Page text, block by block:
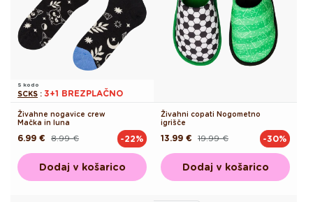
S kodo
SCKS : 3+1 BREZPLAČNO
Živahne nogavice crew
Mačka in luna
Redna 8.99 €
Akcijska
6.99 € -22%
Dodaj v košarico
Živahni copati Nogometno
igrišče
Redna
19.99 €
Akcijska
13.99 € -30%
Dodaj v košarico